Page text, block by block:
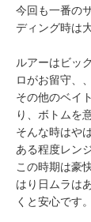
今回も一番の
ディング時は
ルアーはビッ
ロがお留守、、
その他のベイ
り、ボトムを
そんな時はや
ある程度レン
この時期は豪
はり日ムラは
くと安心です。